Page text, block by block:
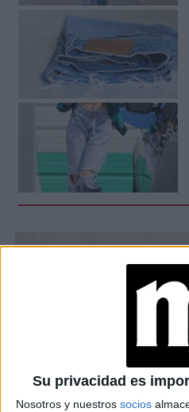
Su privacidad es
Nosotros y nuestros socios